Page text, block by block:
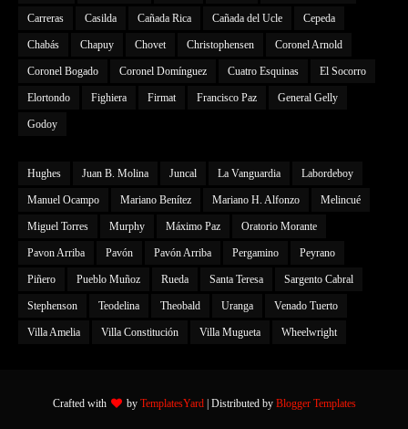
Carreras Casilda Cañada Rica Cañada del Ucle Cepeda
Chabás Chapuy Chovet Christophensen Coronel Arnold
Coronel Bogado Coronel Domínguez Cuatro Esquinas El Socorro
Elortondo Fighiera Firmat Francisco Paz General Gelly
Godoy
Hughes Juan B. Molina Juncal La Vanguardia Labordeboy
Manuel Ocampo Mariano Benítez Mariano H. Alfonzo Melincué
Miguel Torres Murphy Máximo Paz Oratorio Morante
Pavon Arriba Pavón Pavón Arriba Pergamino Peyrano
Piñero Pueblo Muñoz Rueda Santa Teresa Sargento Cabral
Stephenson Teodelina Theobald Uranga Venado Tuerto
Villa Amelia Villa Constitución Villa Mugueta Wheelwright
Crafted with by TemplatesYard| Distributed by Blogger Templates